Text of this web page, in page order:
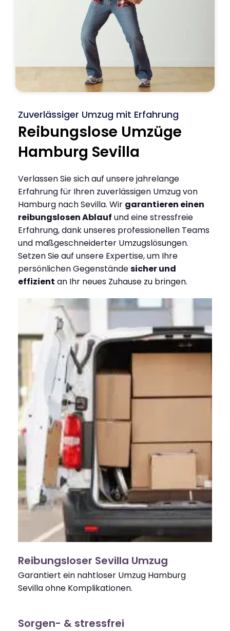
Zuverlässiger Umzug mit Erfahrung
Reibungslose Umzüge
Hamburg Sevilla
Verlassen Sie sich auf unsere jahrelange
Erfahrung für Ihren zuverlässigen Umzug von
Hamburg nach Sevilla. Wir garantieren einen
reibungslosen Ablauf und eine stressfreie
Erfahrung, dank unseres professionellen Teams
und maßgeschneiderter Umzugslösungen.
Setzen Sie auf unsere Expertise, um Ihre
persönlichen Gegenständesicher und
effizient an Ihr neues Zuhause zu bringen.
Reibungsloser Sevilla Umzug
Garantiert ein nahtloser Umzug Hamburg
Sevilla ohne Komplikationen.
Sorgen- & stressfrei